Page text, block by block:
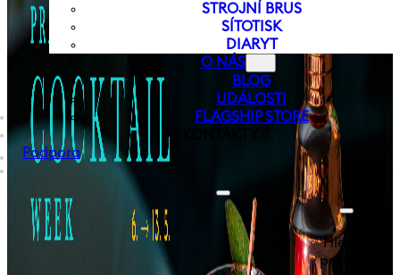
STROJNÍ BRUS
SÍTOTISK
DIARYT
O NÁS
BLOG
UDÁLOSTI
FLAGSHIP STORE
Podpora
Hledat
produkt